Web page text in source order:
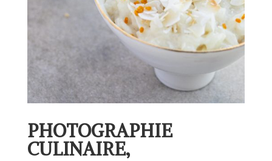
PHOTOGRAPHIE
CULINAIRE,